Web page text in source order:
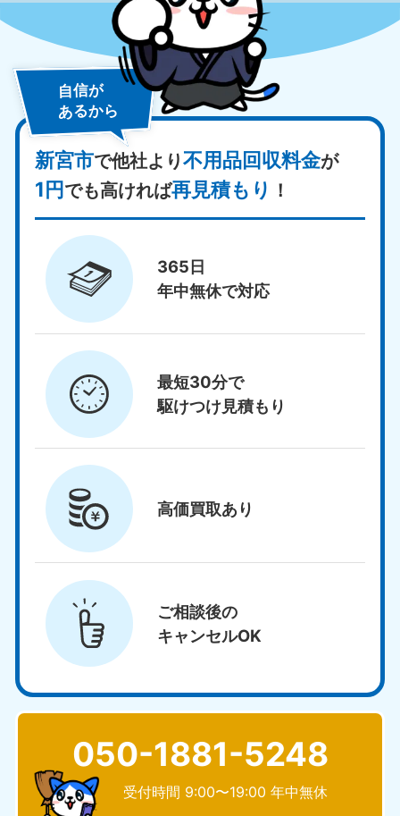
自信が
あるから
新宮市で他社より不用品回収料金が
1円でも高ければ再見積もり ！
365日
年中無休で対応
最短30分で
駆けつけ見積もり
高価買取あり
ご相談後の
キャンセルOK
050-1881-5248
受付時間 9:00〜19:00 年中無休